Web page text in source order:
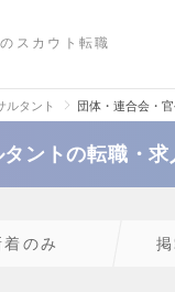
スカウト転職
ルタント 団体・連合会・
ントの転職・求
着のみ